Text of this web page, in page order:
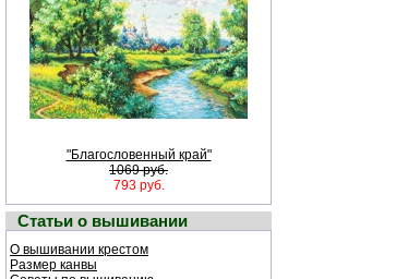
"Благословенный край"
1069 руб.
793 руб.
Статьи о вышивании
О вышивании крестом
Размер канвы